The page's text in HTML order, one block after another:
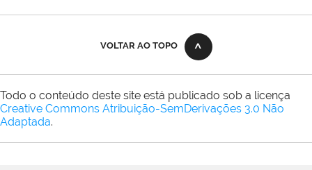
VOLTAR AO TOPO
Todo o conteúdo deste site está publicado sob a licença
Creative Commons Atribuição-SemDerivações 3.0 Não
Adaptada.